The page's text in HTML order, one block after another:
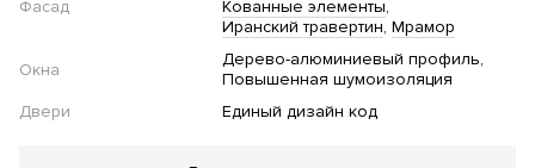
Фасад
Кованные элементы
Иранский травертин Мрамор
Окна
Дерево-алюминиевый профиль
Повышенная шумоизоляция
Двери
Единый дизайн код